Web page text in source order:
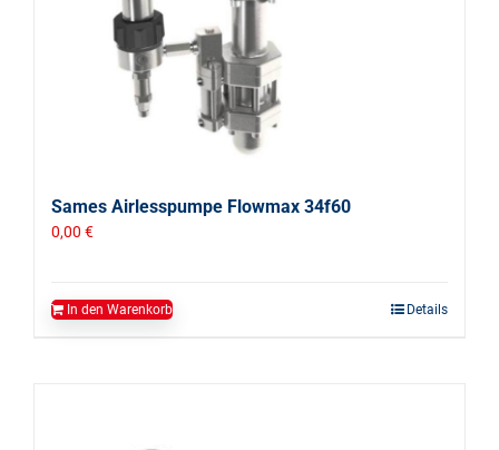
Sames Airlesspumpe Flowmax 34f60
0,00 €
In den Warenkorb Details